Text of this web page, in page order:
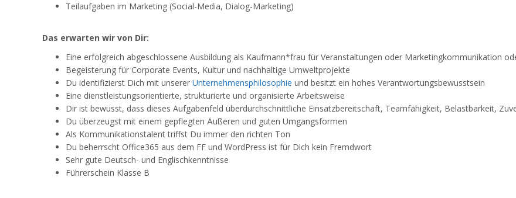
Teilaufgaben im Marketing (Social-Media, Dialog-Marketing)
Das erwarten wir von Dir:
Eine erfolgreich abgeschlossene Ausbildung als Kaufmann*frau für Veranstaltungen oder Marketingkommunikation
Begeisterung für Corporate Events, Kultur und nachhaltige Umweltprojekte
Du identifizierst Dich mit unserer Unternehmensphilosophie und besitzt ein hohes Verantwortungsbewusstsein
Eine dienstleistungsorientierte, strukturierte und organisierte Arbeitsweise
Dir ist bewusst, dass dieses Aufgabenfeld überdurchschnittliche Einsatzbereitschaft, Teamfähigkeit, Belastbarkeit,
Du überzeugst mit einem gepflegten Äußeren und guten Umgangsformen
Als Kommunikationstalent triffst Du immer den richten Ton
Du beherrscht Office365 aus dem FF und WordPress ist für Dich kein Fremdwort
Sehr gute Deutsch- und Englischkenntnisse
Führerschein Klasse B